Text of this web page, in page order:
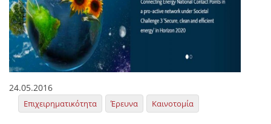
24.05.2016
Επιχειρηματικότητα Έρευνα Καινοτομία